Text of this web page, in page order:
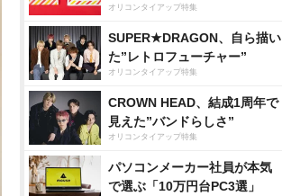
オリコンタイアップ特集
SUPER★DRAGON、自ら描い
た”レトロフューチャー”
オリコンタイアップ特集
CROWN HEAD、結成1周年で
見えた”バンドらしさ”
オリコンタイアップ特集
パソコンメーカー社員が本気
で選ぶ「10万円台PC3選」